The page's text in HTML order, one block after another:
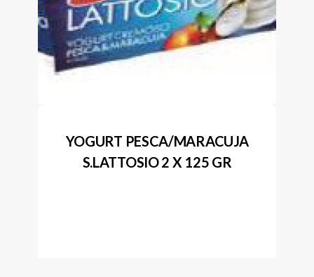
YOGURT PESCA/MARACUJA
S.LATTOSIO 2 X 125 GR